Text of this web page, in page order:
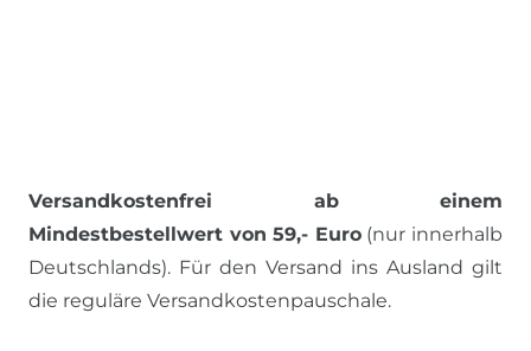
Versandkostenfrei ab einem
Mindestbestellwert von 59,- Euro(nur innerhalb
Deutschlands). Für den Versand ins Ausland gilt
die reguläre Versandkostenpauschale.